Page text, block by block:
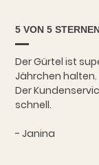
5 VON 5
Der Gürtel ist
Jährchen halten.
Der
schnell.
- Janina